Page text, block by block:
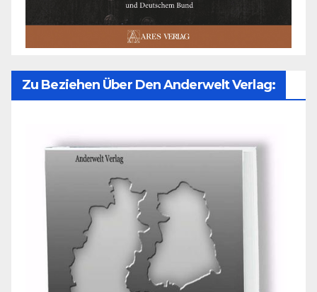
Zu Beziehen Über Den Anderwelt Verlag: